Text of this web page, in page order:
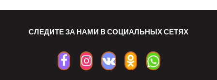
СЛЕДИТЕ ЗА НАМИ В СОЦИАЛЬНЫХ СЕТЯХ